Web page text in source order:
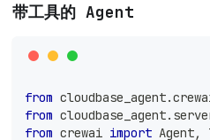
带工具的 Agent
from cloudbase_agent.
from cloudbase_agent.
from crewai import Agent,